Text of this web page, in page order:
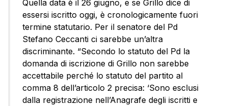
Quella data è il 26 giugno, e se Grillo dice di
essersi iscritto oggi, è cronologicamente fuori
termine statutario. Per il senatore del Pd
Stefano Ceccanti ci sarebbe un’altra
discriminante. “Secondo lo statuto del Pd la
domanda di iscrizione di Grillo non sarebbe
accettabile perché lo statuto del partito al
comma 8 dell’articolo 2 precisa: ‘Sono esclusi
dalla registrazione nell’Anagrafe degli iscritti e